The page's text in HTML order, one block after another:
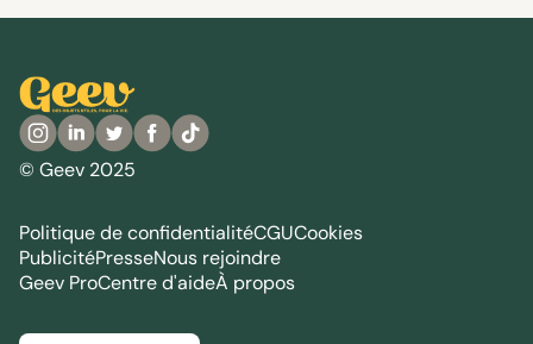
© Geev 2025
Politique de confidentialitéCGUCookies
PublicitéPresseNous rejoindre
Geev ProCentre d'aideÀ propos